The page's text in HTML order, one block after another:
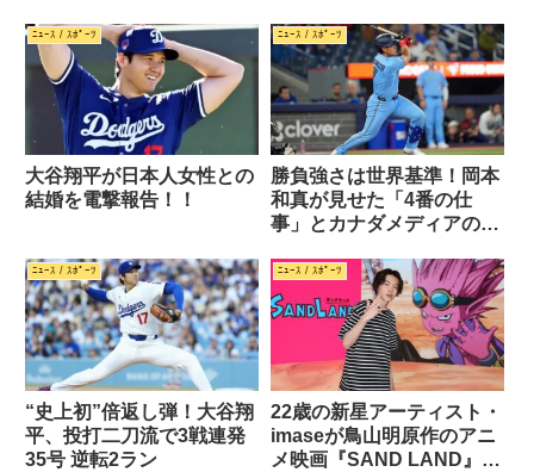
ﾆｭｰｽ / ｽﾎﾟｰﾂ
大谷翔平が日本人女性との
結婚を電撃報告！！
ﾆｭｰｽ / ｽﾎﾟｰﾂ
勝負強さは世界基準！岡本
和真が見せた「4番の仕
事」とカナダメディアの称
ﾆｭｰｽ / ｽﾎﾟｰﾂ
“史上初”倍返し弾！大谷翔
平、投打二刀流で3戦連発
35号 逆転2ラン
ﾆｭｰｽ / ｽﾎﾟｰﾂ
22歳の新星アーティスト・
imaseが鳥山明原作のアニ
メ映画『SAND LAND』主